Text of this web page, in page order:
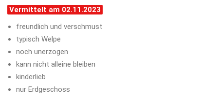
Vermittelt am 02.11.2023
freundlich und verschmust
typisch Welpe
noch unerzogen
kann nicht alleine bleiben
kinderlieb
nur Erdgeschoss